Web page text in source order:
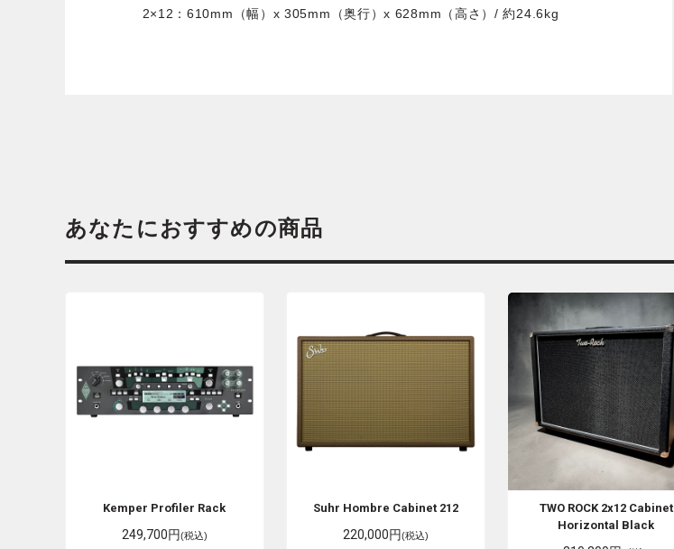
2×12：610mm（幅）x 305mm（奥行）x 628mm（高さ）/ 約24.6kg
あなたにおすすめの商品
Kemper Profiler Rack
249,700円(税込)
Suhr Hombre Cabinet 212
220,000円(税込)
TWO ROCK 2x12 Cabinet
Horizontal Black